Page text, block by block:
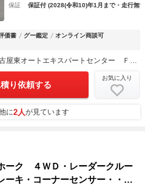
保証
保証付 (2028(令和10)年1月まで・走行無
価書 グー鑑定
オンライン商談可
ジープ名古屋東オートエキスパートセンター ＦＲＣ ＧＲＯＵＰ
り依頼する
お気に入り
に2人が見ています
ーク ４ＷＤ・レーダークルー
ーキ・コーナーセンサー・・ブ